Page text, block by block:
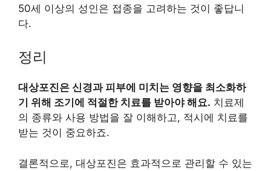
50세 이상의 성인은 접종을 고려하는 것이 좋답니
다.
정리
대상포진은 신경과 피부에 미치는 영향을 최소화하
기 위해 조기에 적절한 치료를 받아야 해요. 치료제
의 종류와 사용 방법을 잘 이해하고, 적시에 치료를
받는 것이 중요하죠.
결론적으로, 대상포진은 효과적으로 관리할 수 있는